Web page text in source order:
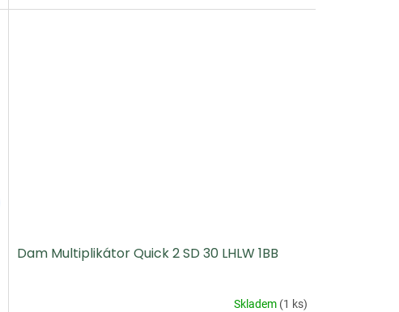
Dam Multiplikátor Quick 2 SD 30 LHLW 1BB
Skladem (1 ks)